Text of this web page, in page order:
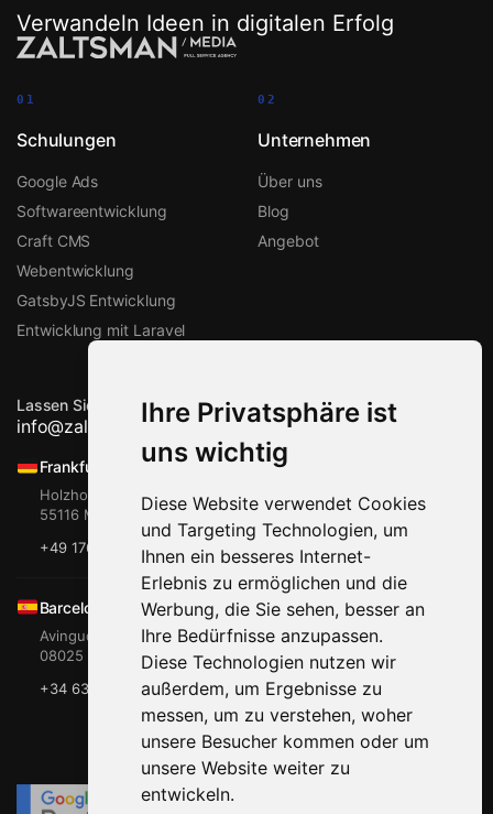
Ihre Privatsphäre ist
uns wichtig
Diese Website verwendet Cookies
und Targeting Technologien, um
Ihnen ein besseres Internet-
Erlebnis zu ermöglichen und die
Werbung, die Sie sehen, besser an
Ihre Bedürfnisse anzupassen.
Diese Technologien nutzen wir
außerdem, um Ergebnisse zu
messen, um zu verstehen, woher
unsere Besucher kommen oder um
unsere Website weiter zu
entwickeln.
Verwandeln Ideen in digitalen Erfolg
01
Schulungen
Google Ads
Softwareentwicklung
Craft CMS
Webentwicklung
GatsbyJS Entwicklung
Entwicklung mit Laravel
02
Unternehmen
Über uns
Blog
Angebot
Lassen Sie uns zusammenarbeiten
info@zalts-man.com
Frankfurt, Mainz
Holzhofstr. 11
55116 Mainz
+49 176 765 081 00
Barcelona
Avinguda de Gaudi 2
08025 Barcelona
+34 635 797 365